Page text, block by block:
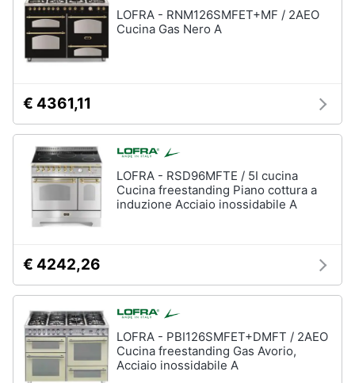
LOFRA - RNM126SMFET+MF / 2AEO
Cucina Gas Nero A
€ 4361,11
LOFRA - RSD96MFTE / 5I cucina
Cucina freestanding Piano cottura a
induzione Acciaio inossidabile A
€ 4242,26
LOFRA - PBI126SMFET+DMFT / 2AEO
Cucina freestanding Gas Avorio,
Acciaio inossidabile A